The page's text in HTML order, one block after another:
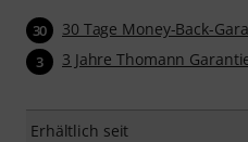
30 30 Tage Money-Back-
3 3 Jahre Thomann
Erhältlich seit